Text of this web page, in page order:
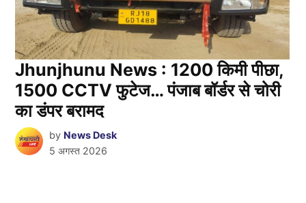
Jhunjhunu News : 1200 किमी पीछा,
1500 CCTV फुटेज… पंजाब बॉर्डर से चोरी
का डंपर बरामद
by News Desk
5 अगस्त 2026